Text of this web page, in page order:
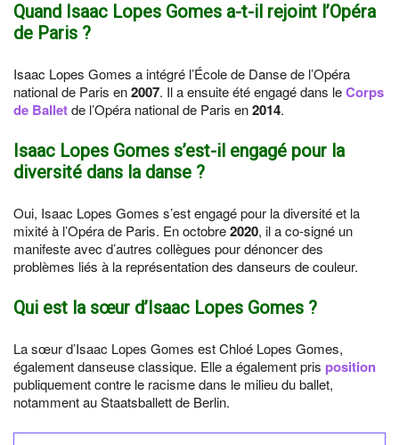
Quand Isaac Lopes Gomes a-t-il rejoint l’Opéra
de Paris ?
Isaac Lopes Gomes a intégré l’École de Danse de l’Opéra
national de Paris en2007. Il a ensuite été engagé dans leCorps
de Balletde l’Opéra national de Paris en2014.
Isaac Lopes Gomes s’est-il engagé pour la
diversité dans la danse ?
Oui, Isaac Lopes Gomes s’est engagé pour la diversité et la
mixité à l’Opéra de Paris. En octobre2020, il a co-signé un
manifeste avec d’autres collègues pour dénoncer des
problèmes liés à la représentation des danseurs de couleur.
Qui est la sœur d’Isaac Lopes Gomes ?
La sœur d’Isaac Lopes Gomes est Chloé Lopes Gomes,
également danseuse classique. Elle a également pris position
publiquement contre le racisme dans le milieu du ballet,
notamment au Staatsballett de Berlin.